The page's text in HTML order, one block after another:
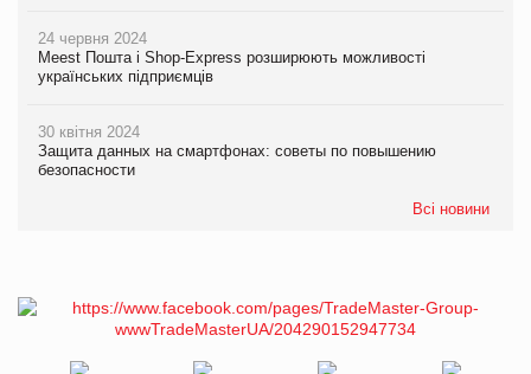
24 червня 2024
Meest Пошта і Shop-Express розширюють можливості
українських підприємців
30 квітня 2024
Защита данных на смартфонах: советы по повышению
безопасности
Всі новини